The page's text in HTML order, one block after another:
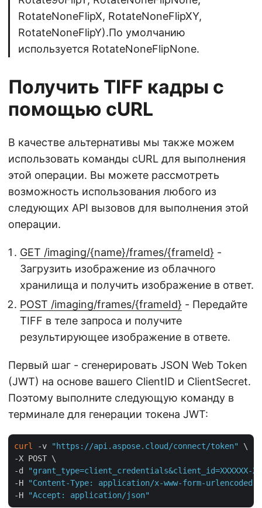
RotateNoneFlipX, RotateNoneFlipXY,
RotateNoneFlipY).По умолчанию
используется RotateNoneFlipNone.
Получить TIFF кадры с
помощью cURL
В качестве альтернативы мы также можем
использовать команды cURL для выполнения
этой операции. Вы можете рассмотреть
возможность использования любого из
следующих API вызовов для выполнения этой
операции.
GET /imaging/{name}/frames/{frameId} -
Загрузить изображение из облачного
хранилища и получить изображение в ответ.
POST /imaging/frames/{frameId} - Передайте
TIFF в теле запроса и получите
результирующее изображение в ответе.
Первый шаг - сгенерировать JSON Web Token
(JWT) на основе вашего ClientID и ClientSecret.
Поэтому выполните следующую команду в
терминале для генерации токена JWT:
curl -v "https://api.aspose.cloud/connect/token"
\
-X POST \
-d
"grant_type=client_credentials&client_id=XXXXXX-
-H
"Content-Type: application/x-www-form-urlencoded"
-H
"Accept: application/json"